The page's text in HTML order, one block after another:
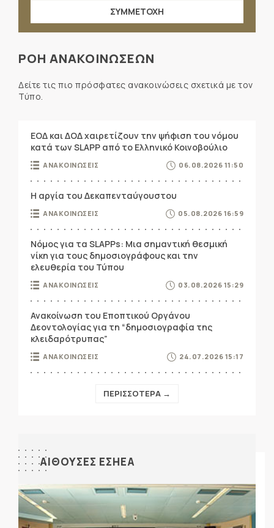
ΣΥΜΜΕΤΟΧΗ
ΡΟΗ ΑΝΑΚΟΙΝΩΣΕΩΝ
Δείτε τις πιο πρόσφατες ανακοινώσεις σχετικά με τον
Τύπο.
ΕΟΔ και ΔΟΔ χαιρετίζουν την ψήφιση του νόμου
κατά των SLAPP από το Ελληνικό Κοινοβούλιο
ΑΝΑΚΟΙΝΩΣΕΙΣ 06.08.2026 11:50
Η αργία του Δεκαπενταύγουστου
ΑΝΑΚΟΙΝΩΣΕΙΣ 05.08.2026 16:59
Νόμος για τα SLAPPs: Μια σημαντική θεσμική
νίκη για τους δημοσιογράφους και την
ελευθερία του Τύπου
ΑΝΑΚΟΙΝΩΣΕΙΣ 03.08.2026 15:29
Ανακοίνωση του Εποπτικού Οργάνου
Δεοντολογίας για τη “δημοσιογραφία της
κλειδαρότρυπας”
ΑΝΑΚΟΙΝΩΣΕΙΣ 24.07.2026 15:17
ΠΕΡΙΣΣΟΤΕΡΑ →
ΑΙΘΟΥΣΕΣ ΕΣΗΕΑ